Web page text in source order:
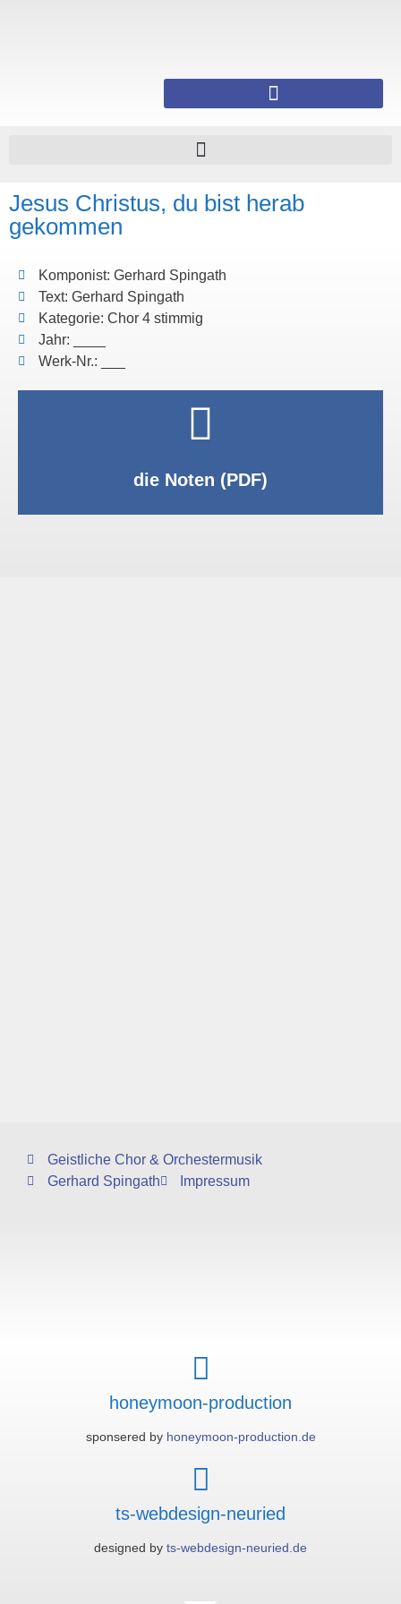
Jesus Christus, du bist herab
gekommen
Komponist: Gerhard Spingath
Text: Gerhard Spingath
Kategorie: Chor 4 stimmig
Jahr: ____
Werk-Nr.: ___
die Noten (PDF)
Geistliche Chor & Orchestermusik
Gerhard Spingath
Impressum
honeymoon-production
sponsered by honeymoon-production.de
ts-webdesign-neuried
designed by ts-webdesign-neuried.de